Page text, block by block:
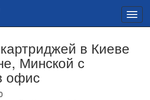
в Киеве
Минской с
офис